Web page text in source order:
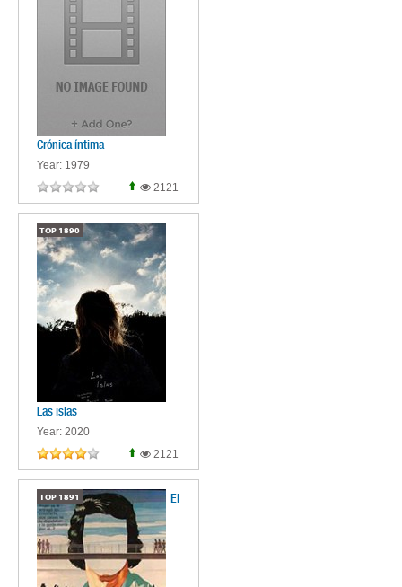
Crónica íntima
Year: 1979
2121
TOP 1890
Las islas
Year: 2020
2121
TOP 1891 El